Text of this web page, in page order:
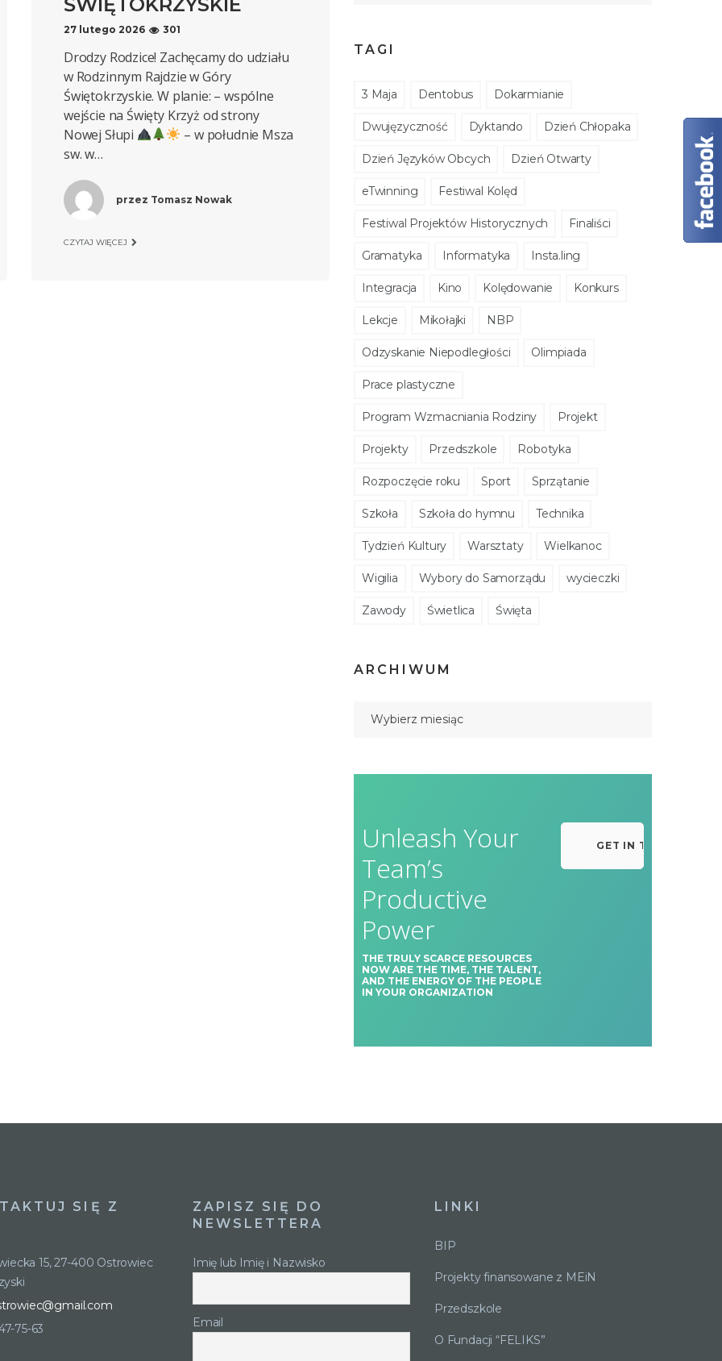
27 lutego 2026 301
Drodzy Rodzice! Zachęcamy do udziału
w Rodzinnym Rajdzie w Góry
Świętokrzyskie. W planie: – wspólne
wejście na Święty Krzyż od strony
Nowej Słupi
– w południe Msza
sw. w…
przez Tomasz Nowak
CZYTAJ WIĘCEJ
TAGI
3 Maja Dentobus Dokarmianie
Dwujęzyczność Dyktando Dzień Chłopaka
Dzień Języków Obcych Dzień Otwarty
eTwinning Festiwal Kolęd
Festiwal Projektów Historycznych Finaliści
Gramatyka Informatyka Insta.ling
Integracja Kino Kolędowanie Konkurs
Lekcje Mikołajki NBP
Odzyskanie Niepodległości Olimpiada
Prace plastyczne
Program Wzmacniania Rodziny Projekt
Projekty Przedszkole Robotyka
Rozpoczęcie roku Sport Sprzątanie
Szkoła Szkoła do hymnu Technika
Tydzień Kultury Warsztaty Wielkanoc
Wigilia Wybory do Samorządu wycieczki
Zawody Świetlica Święta
ARCHIWUM
Unleash Your
Team’s
Productive
Power
THE TRULY SCARCE RESOURCES
NOW ARE THE TIME, THE TALENT,
AND THE ENERGY OF THE PEOPLE
IN YOUR ORGANIZATION
GET IN TOUCH
SIĘ Z
15, 27-400 Ostrowiec
75-63
ZAPISZ SIĘ DO
NEWSLETTERA
Imię lub Imię i Nazwisko
Email
LINKI
BIP
Projekty finansowane z MEiN
Przedszkole
O Fundacji “FELIKS”